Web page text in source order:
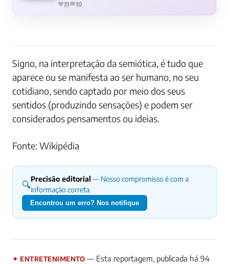
31 10
Signo, na interpretação da semiótica, é tudo que
aparece ou se manifesta ao ser humano, no seu
cotidiano, sendo captado por meio dos seus
sentidos (produzindo sensações) e podem ser
considerados pensamentos ou ideias.
Fonte: Wikipédia
🔍Precisão editorial — Nosso compromisso é com a
informação correta.
Encontrou um erro? Nos notifique
✦ ENTRETENIMENTO — Esta reportagem, publicada há 94